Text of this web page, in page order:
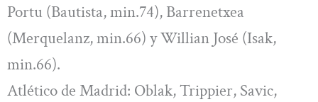
Portu (Bautista, min.74), Barrenetxea
(Merquelanz, min.66) y Willian José (Isak,
min.66).
Atlético de Madrid: Oblak, Trippier, Savic,